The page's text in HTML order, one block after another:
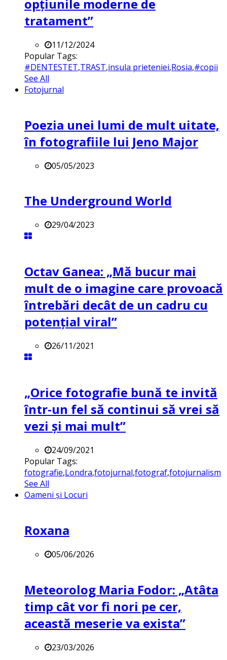
opțiunile moderne de
tratament”
11/12/2024
Popular Tags:
#DENTESTET,TRAST,insula prieteniei,Rosia,#copii
See All
Fotojurnal
Poezia unei lumi de mult uitate,
în fotografiile lui Jeno Major
05/05/2023
The Underground World
29/04/2023
Octav Ganea: „Mă bucur mai
mult de o imagine care provoacă
întrebări decât de un cadru cu
potenţial viral”
26/11/2021
„Orice fotografie bună te invită
într-un fel să continui să vrei să
vezi și mai mult”
24/09/2021
Popular Tags:
fotografie,Londra,fotojurnal,fotograf,fotojurnalism
See All
Oameni și Locuri
Roxana
05/06/2026
Meteorolog Maria Fodor: „Atâta
timp cât vor fi nori pe cer,
această meserie va exista”
23/03/2026